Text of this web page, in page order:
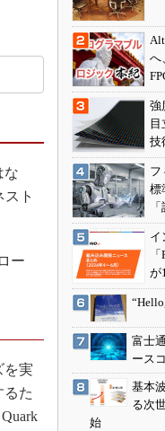
な
ト
ー
を実
た
へ
強
技
フ
標
イ
が
富士
ース
基本
る次
始